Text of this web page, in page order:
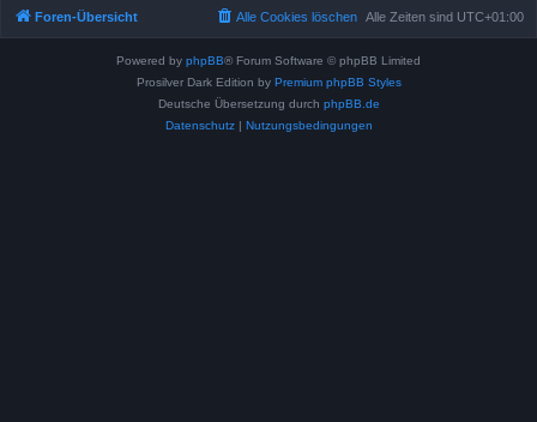
Foren-Übersicht Alle Zeiten sind UTC+01:00
Alle Cookies löschen
Powered by phpBB® Forum Software © phpBB Limited
Prosilver Dark Edition by Premium phpBB Styles
Deutsche Übersetzung durch phpBB.de
Datenschutz| Nutzungsbedingungen